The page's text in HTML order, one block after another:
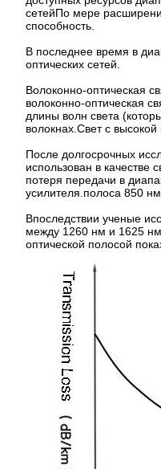
сетейПо мере
способность.
В последнее время в
оптических сетей.
Волоконно-оптическая
волоконно-оптическая
длины волн света
волокнах.Свет с
После долгосрочных
использован в качестве
потеря передачи в
усилителя.полоса 850
Впоследствии ученые
между 1260 нм и 1625
оптической полосой